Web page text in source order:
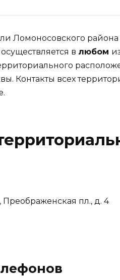
Ломоносовского
в любом
Контакты всех
Преображенская пл., д. 4